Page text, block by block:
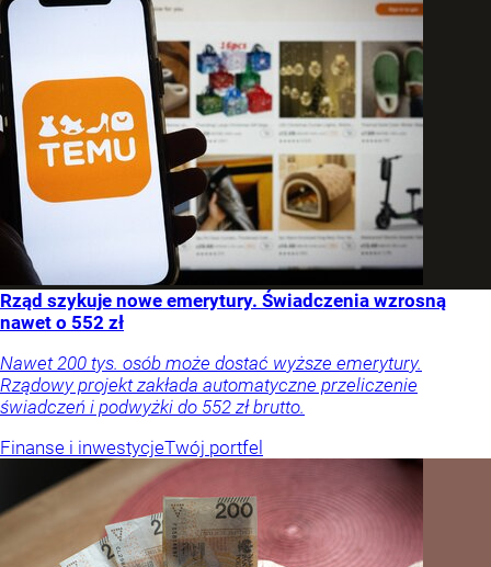
Rząd szykuje nowe emerytury. Świadczenia wzrosną
nawet o 552 zł
Nawet 200 tys. osób może dostać wyższe emerytury.
Rządowy projekt zakłada automatyczne przeliczenie
świadczeń i podwyżki do 552 zł brutto.
Finanse i inwestycjeTwój portfel